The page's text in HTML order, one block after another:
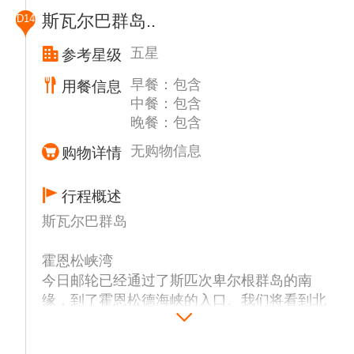
沿着4公里长(但相当狭窄)的阿克塞洛亚岛穿
过峡湾。邮轮会让冲锋艇在雷切峡湾的卡里普
索比恩着陆。
驶向浮冰
我们的船将航行到冰的边缘。如果天气和冰的
条件允许，你将有机会在漂移的海冰中进行一
次独特的冲锋艇巡游之旅。这些浮冰有些超过
行，这也是一个经常遇到依赖浮冰的特定动物
群的机会：鸟类、海豹和北极熊。
不要理会这个地名，因为它既不在得克萨斯也
不是酒吧。它实际上是一个在高纬度太平洋不
寻常的目的地。德克萨斯吧过去是猎狐人和捕
熊人的小屋，现在仍处在原处，有基本生活设
兰研究人员和挪威极地研究所之间的工作关系
良好，这确保了科考站的未来资金的继续提
供。
峡湾长近30公里，许多人称它是最美丽的峡
湾，有许多冰川崩解入水中，沿岸还有高耸的
山脉。山顶通常被厚厚的云层覆盖，东斯匹次
卑尔根海流经常将浮冰带入峡湾口。展现在我
们面前的是一出令人印象深刻的画作。
贝尔松峡湾
贝尔松德拥有斯瓦尔巴特群岛最丰富的煤层之
上最大的社区之一。我们将停留在峡湾入口，
在Vårsol湾登陆。这里最吸引人的是小海雀悬
崖。苔原上有成千上万的小海雀，斯瓦尔巴特
驯鹿喜欢吃它们。我们将沿着海滩漫步，欣赏
D14 斯瓦尔巴群岛..
参考星级 五星
用餐信息
早餐：包含
中餐：包含
晚餐：包含
购物详情 无购物信息
行程概述
斯瓦尔巴群岛
霍恩松峡湾
今日邮轮已经通过了斯匹次卑尔根群岛的南
缘，到了霍恩松德海峡的入口。我们将看到北
岸Isbjørnhamna周围的建筑，这是一个波兰研